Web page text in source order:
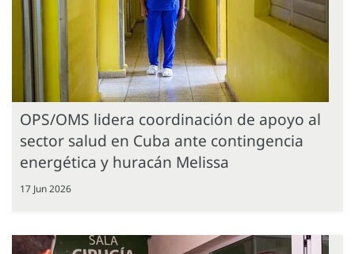
OPS/OMS lidera coordinación de apoyo al
sector salud en Cuba ante contingencia
energética y huracán Melissa
17 Jun 2026